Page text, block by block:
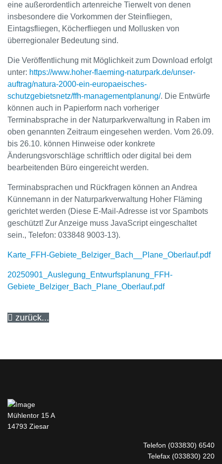
eine außerordentlich artenreiche Tierwelt von denen
insbesondere die Vorkommen der Steinfliegen,
Eintagsfliegen, Köcherfliegen und Mollusken von
überregionaler Bedeutung sind.
Die Veröffentlichung mit Möglichkeit zum Download erfolgt
unter: https://www.hoher-flaeming-naturpark.de/unser-
auftrag/natura-2000-ein-europaeisches-
schutzgebietsnetz/ffh-managementplanung/. Die Entwürfe
können auch in Papierform nach vorheriger
Terminabsprache in der Naturparkverwaltung in Raben im
oben genannten Zeitraum eingesehen werden. Vom 26.09.
bis 26.10. können Hinweise oder konkrete
Änderungsvorschläge schriftlich oder digital bei dem
bearbeitenden Büro eingereicht werden.
Terminabsprachen und Rückfragen können an Andrea
Künnemann in der Naturparkverwaltung Hoher Fläming
gerichtet werden (Diese E-Mail-Adresse ist vor Spambots
geschützt! Zur Anzeige muss JavaScript eingeschaltet
sein., Telefon: 033848 9003-13).
Karte_FFH-Gebiete_Belziger_Bach__Plane_Oberlauf.pdf
20250901_Auslegung_Entwurfsplanung_FFH-
Gebiete_Belziger_Bach_Plane_Oberlauf.pdf
zurück...
Mühlentor 15 A
14793 Ziesar
Telefon (033830) 6540
Telefax (033830) 220